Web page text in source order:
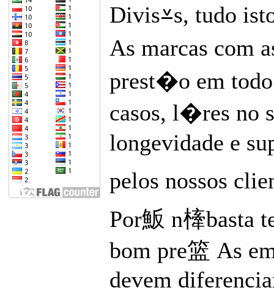
Divis⩡s, tudo
As marcas com
prest�o em
casos, l�res no
longevidade e
pelos nossos
Por魬 n㯠basta
bom pre篮 As
devem